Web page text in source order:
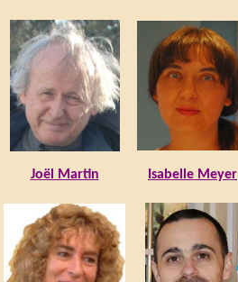
Joël Martin Isabelle Meyer